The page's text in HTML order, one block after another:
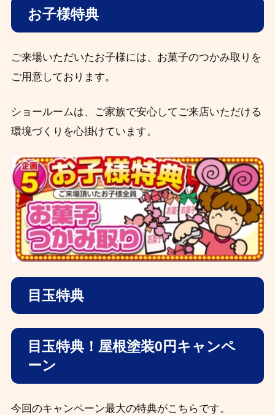
お子様特典
ご来場いただいたお子様には、お菓子のつかみ取りを
ご用意しております。
ショールームは、ご家族で安心してご来店いただける
環境づくりを心掛けています。
目玉特典
目玉特典！屋根塗装0円キャンペ
ーン
今回のキャンペーン最大の特典がこちらです。